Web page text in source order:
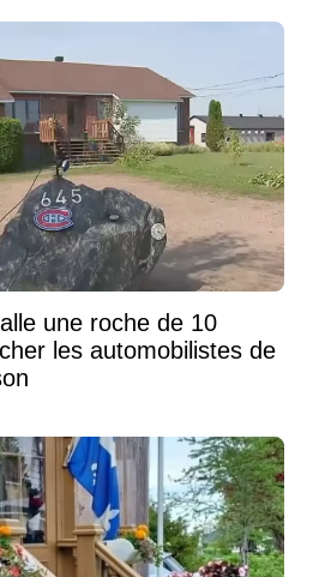
une roche de 10
les automobilistes de